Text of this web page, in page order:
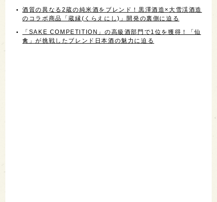
酒質の異なる2蔵の純米酒をブレンド！黒澤酒造×大雪渓酒造
のコラボ商品「蔵縁(くらえにし)」開発の裏側に迫る
「SAKE COMPETITION」の高級酒部門で1位を獲得！「仙
禽」が挑戦したブレンド日本酒の魅力に迫る